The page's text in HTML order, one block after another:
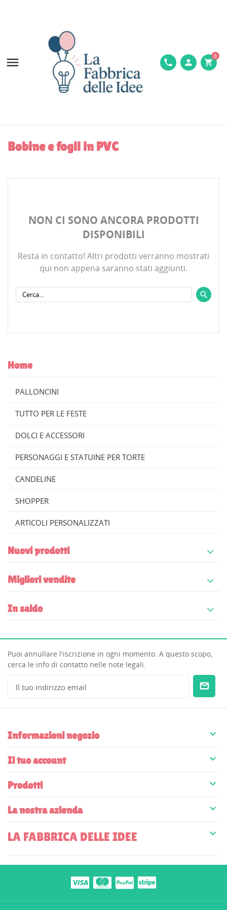
 phone person shopping_cart
0
Bobine e fogli in PVC
Home
PALLONCINI
TUTTO PER LE FESTE
DOLCI E ACCESSORI
PERSONAGGI E STATUINE PER TORTE
CANDELINE
SHOPPER
ARTICOLI PERSONALIZZATI
Nuovi prodotti
Migliori vendite
In saldo
NON CI SONO ANCORA PRODOTTI
DISPONIBILI
Resta in contatto! Altri prodotti verranno mostrati
qui non appena saranno stati aggiunti.
Puoi annullare l'iscrizione in ogni momento. A questo scopo,
cerca le info di contatto nelle note legali.
Informazioni negozio 
Il tuo account 
Prodotti 
La nostra azienda 
LA FABBRICA DELLE IDEE 
MY WISHLISTS
((MODALTITLE))
((confirmMessage))
CREA LISTA DEI DESIDERI
nella tua lista dei desideri.